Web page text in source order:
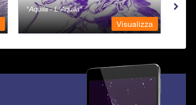
Aquila - L'Aquila
Visualizza